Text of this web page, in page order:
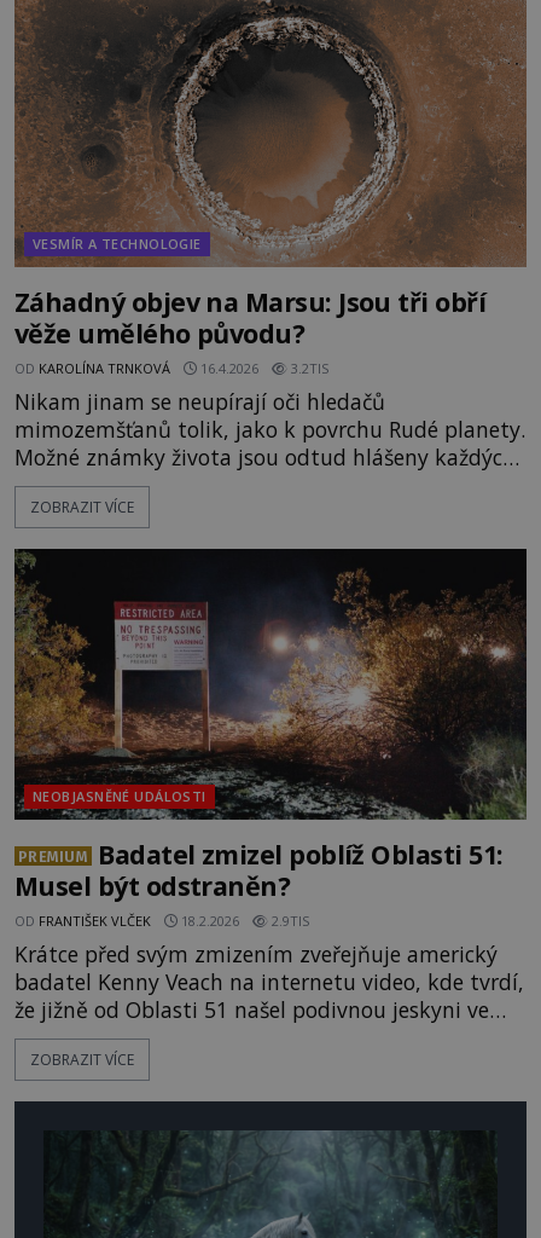
možnostech již desítky let vzrušeně diskutují
vědci, ufologo
VESMÍR A TECHNOLOGIE
Záhadný objev na Marsu: Jsou tři obří
věže umělého původu?
OD KAROLÍNA TRNKOVÁ 16.4.2026 3.2TIS
Nikam jinam se neupírají oči hledačů
mimozemšťanů tolik, jako k povrchu Rudé planety.
Možné známky života jsou odtud hlášeny každých
několik dnů. Tentokrát se ale amatérským
badatelům podařil úlovek, který zarazil i vědce!
na Marsu přistála již řada sond a dalších několik
obíhalo po jeho orbitě, žá
ZOBRAZIT VÍCE
NEOBJASNĚNÉ UDÁLOSTI
PREMIUM
Badatel zmizel poblíž Oblasti 51:
Musel být odstraněn?
OD FRANTIŠEK VLČEK 18.2.2026 2.9TIS
Krátce před svým zmizením zveřejňuje americký
badatel Kenny Veach na internetu video, kde tvrdí,
že jižně od Oblasti 51 našel podivnou jeskyni ve
tvaru „M“. Navzdory varování lidí se ji vrací
prozkoumat, slehne se však po něm zem. „Vchod
ZOBRAZIT VÍCE